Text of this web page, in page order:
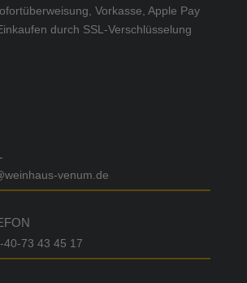
Vorkasse, Apple Pay
durch SSL-Verschlüsselung
venum.de
40-73 43 45 17